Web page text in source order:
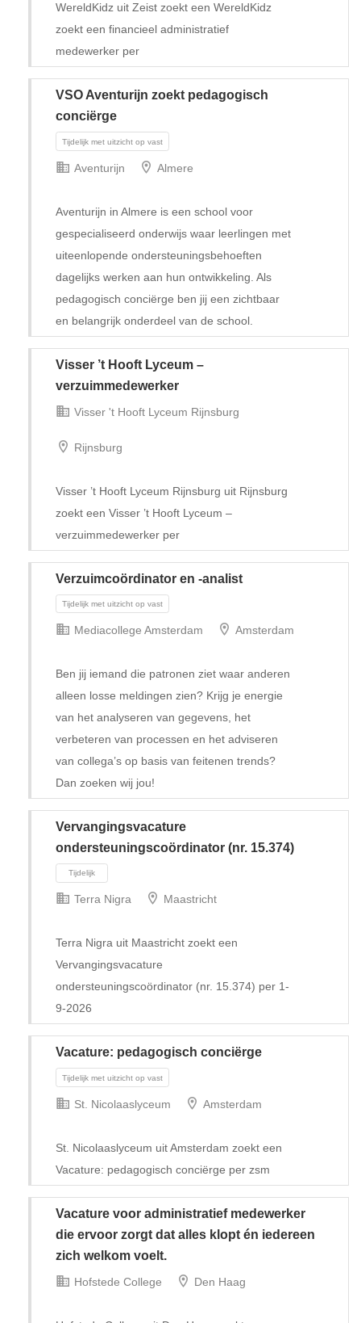
Tijdelijk
WereldKidz uit Zeist zoekt een WereldKidz
zoekt een financieel administratief
medewerker per
VSO Aventurijn zoekt pedagogisch
conciërge
Tijdelijk met uitzicht op vast
Aventurijn Almere
Aventurijn in Almere is een school voor
gespecialiseerd onderwijs waar leerlingen met
uiteenlopende ondersteuningsbehoeften
dagelijks werken aan hun ontwikkeling. Als
pedagogisch conciërge ben jij een zichtbaar
en belangrijk onderdeel van de school.
Visser ’t Hooft Lyceum –
verzuimmedewerker
Visser 't Hooft Lyceum Rijnsburg
Rijnsburg
Visser ’t Hooft Lyceum Rijnsburg uit Rijnsburg
zoekt een Visser ’t Hooft Lyceum –
verzuimmedewerker per
Verzuimcoördinator en -analist
Mediacollege Amsterdam Amsterdam
Ben jij iemand die patronen ziet waar anderen
alleen losse meldingen zien? Krijg je energie
van het analyseren van gegevens, het
verbeteren van processen en het adviseren
van collega’s op basis van feitenen trends?
Dan zoeken wij jou!
Vervangingsvacature
ondersteuningscoördinator (nr. 15.374)
Tijdelijk
Terra Nigra Maastricht
Terra Nigra uit Maastricht zoekt een
Vervangingsvacature
ondersteuningscoördinator (nr. 15.374) per 1-
9-2026
Vacature: pedagogisch conciërge
St. Nicolaaslyceum Amsterdam
St. Nicolaaslyceum uit Amsterdam zoekt een
Vacature: pedagogisch conciërge per zsm
Vacature voor administratief medewerker
die ervoor zorgt dat alles klopt én iedereen
zich welkom voelt.
Hofstede College Den Haag